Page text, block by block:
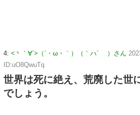
4: <丶｀∀´>（´・ω・｀）（｀ハ´ ）さん
ID:uO8QwuTq
世界は死に絶え、荒廃した世
でしょう。